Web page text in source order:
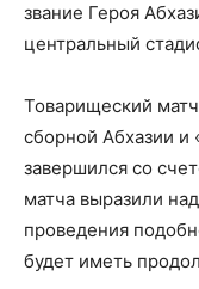
звание Героя
центральный
Товарищеский
сборной Абхазии
завершился со
матча выразили
проведения
будет иметь